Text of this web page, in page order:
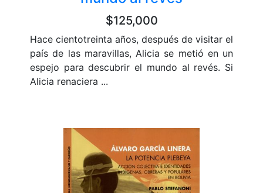
$125,000
Hace cientotreinta años, después de visitar el
país de las maravillas, Alicia se metió en un
espejo para descubrir el mundo al revés. Si
Alicia renaciera ...